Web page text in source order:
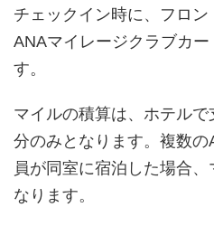
チェックイン時に、フロン
ANAマイレージクラブカ
す。
マイルの積算は、ホテル
分のみとなります。複数
員が同室に宿泊した場合
なります。